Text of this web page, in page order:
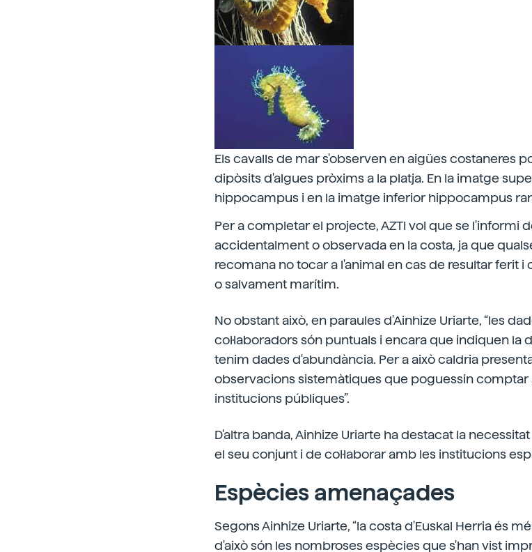
Els cavalls de mar s'observen en aigües costaneres
dipòsits d'algues pròxims a la platja. En la imatge
hippocampus i en la imatge inferior hippocampus
Per a completar el projecte, AZTI vol que se l'informi
accidentalment o observada en la costa, ja que
recomana no tocar a l'animal en cas de resultar ferit
o salvament marítim.
No obstant això, en paraules d'Ainhize Uriarte, “les
col·laboradors són puntuals i encara que indiquen la
tenim dades d'abundància. Per a això caldria
observacions sistemàtiques que poguessin comptar
institucions públiques”.
D'altra banda, Ainhize Uriarte ha destacat la
el seu conjunt i de col·laborar amb les institucions
Espècies amenaçades
Segons Ainhize Uriarte, “la costa d'Euskal Herria és
d'això són les nombroses espècies que s'han vist